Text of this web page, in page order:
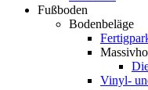
Fußboden
Bodenbeläge
Vinyl-